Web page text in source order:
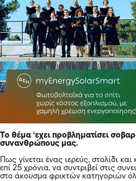
Το θέμα ‘εχει προβληματίσει
συνανθρώπους μας.
Πως γίνεται ένας ιερεύς, στολίδι
επί 25 χρόνια, να συντριβεί στις
στο άκουσμα φρικτών κατηγοριών